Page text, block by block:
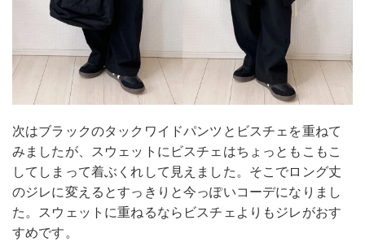
次はブラックのタックワイドパンツとビスチェを重ねて
みましたが、スウェットにビスチェはちょっともこもこ
してしまって着ぶくれして見えました。そこでロング丈
のジレに変えるとすっきりと今っぽいコーデになりまし
た。スウェットに重ねるならビスチェよりもジレがおす
すめです。